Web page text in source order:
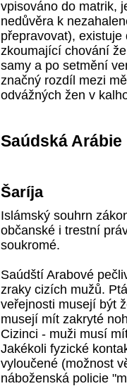
vpisováno do matrik,
nedůvěra k
přepravovat),
zkoumající chování
samy a po setmění
značný rozdíl mezi
odvážných žen v
Saúdská Arábie
Šaríja
Islámský souhrn
občanské i trestní
soukromé.
Saúdští Arabové
zraky cizích mužů.
veřejnosti musejí být
musejí mít zakryté
Cizinci - muži musí
Jakékoli fyzické
vyloučené (možnost
náboženská policie